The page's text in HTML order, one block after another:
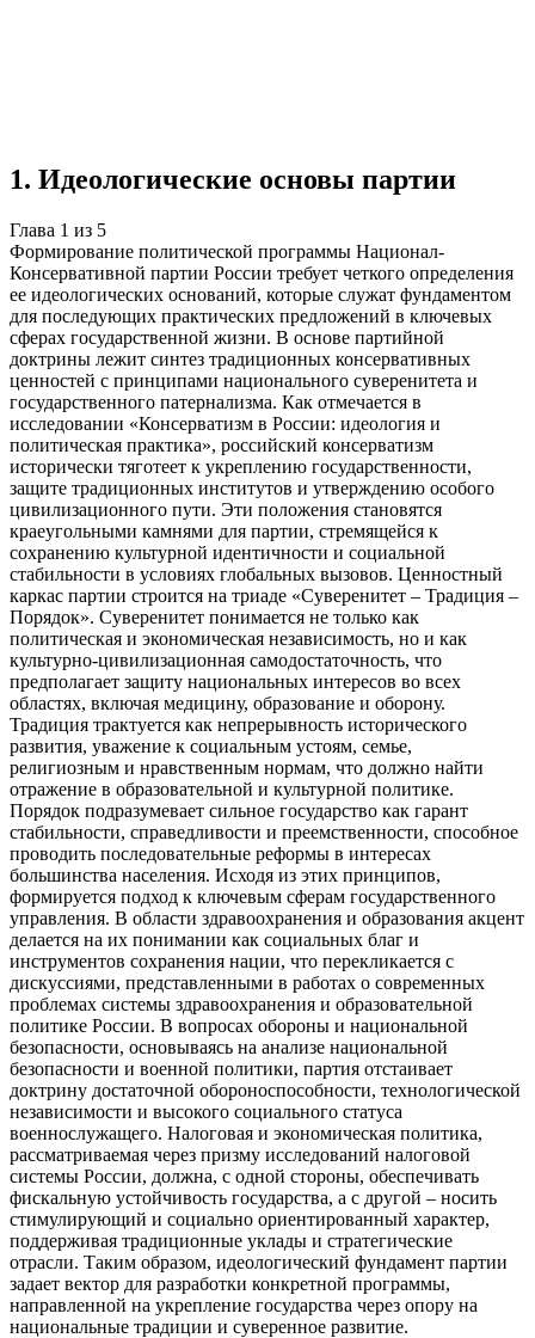
1. Идеологические основы партии
Глава 1 из 5
Формирование политической программы Национал-
Консервативной партии России требует четкого определения
ее идеологических оснований, которые служат фундаментом
для последующих практических предложений в ключевых
сферах государственной жизни. В основе партийной
доктрины лежит синтез традиционных консервативных
ценностей с принципами национального суверенитета и
государственного патернализма. Как отмечается в
исследовании «Консерватизм в России: идеология и
политическая практика», российский консерватизм
исторически тяготеет к укреплению государственности,
защите традиционных институтов и утверждению особого
цивилизационного пути. Эти положения становятся
краеугольными камнями для партии, стремящейся к
сохранению культурной идентичности и социальной
стабильности в условиях глобальных вызовов. Ценностный
каркас партии строится на триаде «Суверенитет – Традиция –
Порядок». Суверенитет понимается не только как
политическая и экономическая независимость, но и как
культурно-цивилизационная самодостаточность, что
предполагает защиту национальных интересов во всех
областях, включая медицину, образование и оборону.
Традиция трактуется как непрерывность исторического
развития, уважение к социальным устоям, семье,
религиозным и нравственным нормам, что должно найти
отражение в образовательной и культурной политике.
Порядок подразумевает сильное государство как гарант
стабильности, справедливости и преемственности, способное
проводить последовательные реформы в интересах
большинства населения. Исходя из этих принципов,
формируется подход к ключевым сферам государственного
управления. В области здравоохранения и образования акцент
делается на их понимании как социальных благ и
инструментов сохранения нации, что перекликается с
дискуссиями, представленными в работах о современных
проблемах системы здравоохранения и образовательной
политике России. В вопросах обороны и национальной
безопасности, основываясь на анализе национальной
безопасности и военной политики, партия отстаивает
доктрину достаточной обороноспособности, технологической
независимости и высокого социального статуса
военнослужащего. Налоговая и экономическая политика,
рассматриваемая через призму исследований налоговой
системы России, должна, с одной стороны, обеспечивать
фискальную устойчивость государства, а с другой – носить
стимулирующий и социально ориентированный характер,
поддерживая традиционные уклады и стратегические
отрасли. Таким образом, идеологический фундамент партии
задает вектор для разработки конкретной программы,
направленной на укрепление государства через опору на
национальные традиции и суверенное развитие.